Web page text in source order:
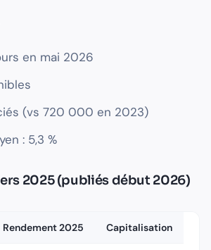
en mai 2026
(vs 720 000 en 2023)
: 5,3 %
2025 (publiés début 2026)
Rendement 2025 Capitalisation